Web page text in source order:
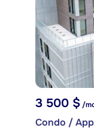
3 500 $/
Condo /